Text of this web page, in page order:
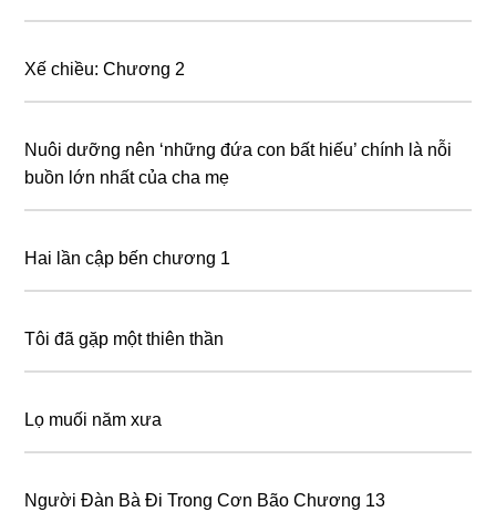
Xế chiều: Chương 2
Nuôi dưỡng nên ‘những đứa con bất hiếu’ chính là nỗi
buồn lớn nhất của cha mẹ
Hai lần cập bến chương 1
Tôi đã gặp một thiên thần
Lọ muối năm xưa
Người Đàn Bà Đi Trong Cơn Bão Chương 13